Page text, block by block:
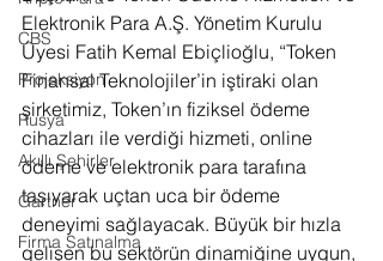
CBS
Projeksiyon
Rusya
Akıllı Şehirler
Gartner
Firma Satınalma
Elektronik Para A.Ş. Yönetim Kurulu
Üyesi Fatih Kemal Ebiçlioğlu, “Token
Finansal Teknolojiler’in iştiraki olan
şirketimiz, Token’ın fiziksel ödeme
cihazları ile verdiği hizmeti, online
ödeme ve elektronik para tarafına
taşıyarak uçtan uca bir ödeme
deneyimi sağlayacak. Büyük bir hızla
gelişen bu sektörün dinamiğine uygun,